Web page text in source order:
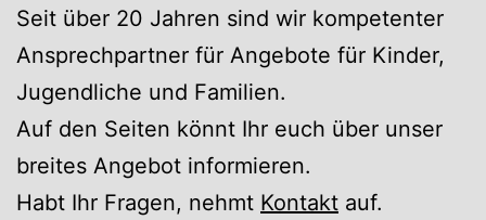
Seit über 20 Jahren sind wir kompetenter
Ansprechpartner für Angebote für Kinder,
Jugendliche und Familien.
Auf den Seiten könnt Ihr euch über unser
breites Angebot informieren.
Habt Ihr Fragen, nehmt Kontakt auf.